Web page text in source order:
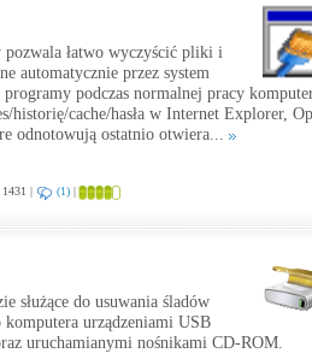
łatwo wyczyścić pliki i
automatycznie przez system
podczas normalnej pracy
historię/cache/hasła w Internet Explorer,
odnotowują ostatnio otwiera...
1431 | (1) |
służące do usuwania śladów
komputera urządzeniami USB
uruchamianymi nośnikami CD-ROM.